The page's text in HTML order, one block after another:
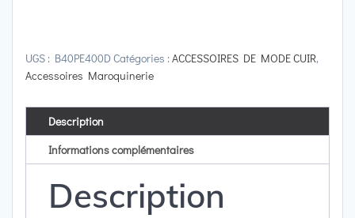
Boucles
Pour
Boucles
Originales
UGS : B40PE400DCatégories : ACCESSOIRES DE MODE CUIR,
Accessoires Maroquinerie
Description
Informations complémentaires
Description